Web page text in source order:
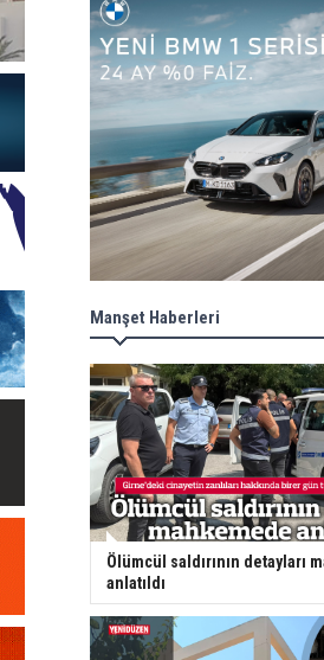
Manşet Haberleri
Ölümcül saldırının detayları
anlatıldı